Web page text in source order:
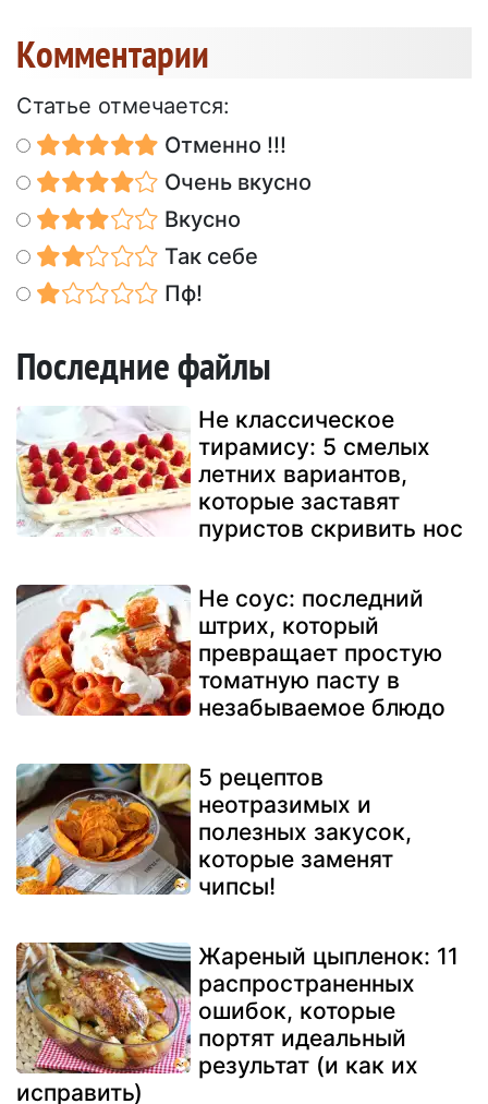
Kомментарии
Статье отмечается:
Отменно !!!
Очень вкусно
Вкусно
Так себе
Пф!
Последние файлы
Не классическое
тирамису: 5 смелых
летних вариантов,
которые заставят
пуристов скривить нос
Не соус: последний
штрих, который
превращает простую
томатную пасту в
незабываемое блюдо
5 рецептов
неотразимых и
полезных закусок,
которые заменят
чипсы!
Жареный цыпленок: 11
распространенных
ошибок, которые
портят идеальный
результат (и как их
исправить)